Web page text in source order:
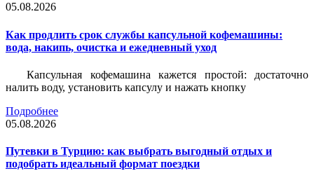
05.08.2026
Как продлить срок службы капсульной кофемашины:
вода, накипь, очистка и ежедневный уход
Капсульная кофемашина кажется простой: достаточно
налить воду, установить капсулу и нажать кнопку
Подробнее
05.08.2026
Путевки в Турцию: как выбрать выгодный отдых и
подобрать идеальный формат поездки